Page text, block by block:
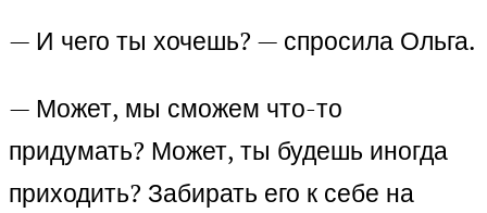
— И чего ты хочешь? — спросила Ольга.
— Может, мы сможем что-то
придумать? Может, ты будешь иногда
приходить? Забирать его к себе на